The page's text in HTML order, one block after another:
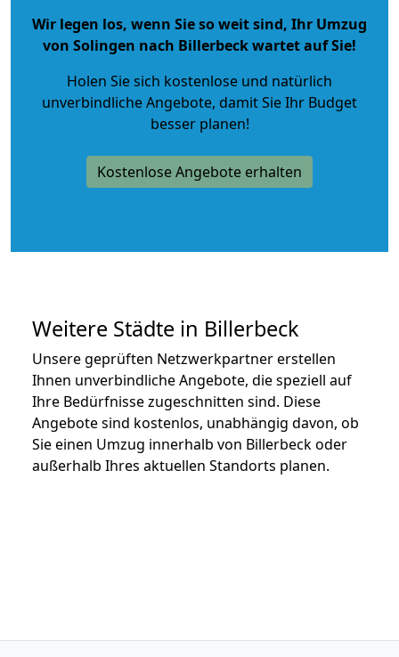
Wir legen los, wenn Sie so weit sind, Ihr Umzug
von Solingen nach Billerbeck wartet auf Sie!
Holen Sie sich kostenlose und natürlich
unverbindliche Angebote, damit Sie Ihr Budget
besser planen!
Kostenlose Angebote erhalten
Weitere Städte in Billerbeck
Unsere geprüften Netzwerkpartner erstellen
Ihnen unverbindliche Angebote, die speziell auf
Ihre Bedürfnisse zugeschnitten sind. Diese
Angebote sind kostenlos, unabhängig davon, ob
Sie einen Umzug innerhalb von Billerbeck oder
außerhalb Ihres aktuellen Standorts planen.